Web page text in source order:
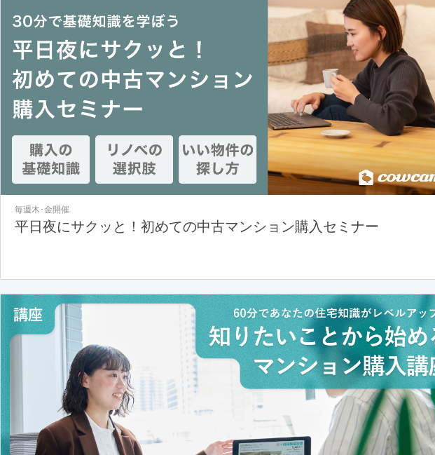
毎週木･金開催
平日夜にサクッと！初めての中古マンション購入セミナー